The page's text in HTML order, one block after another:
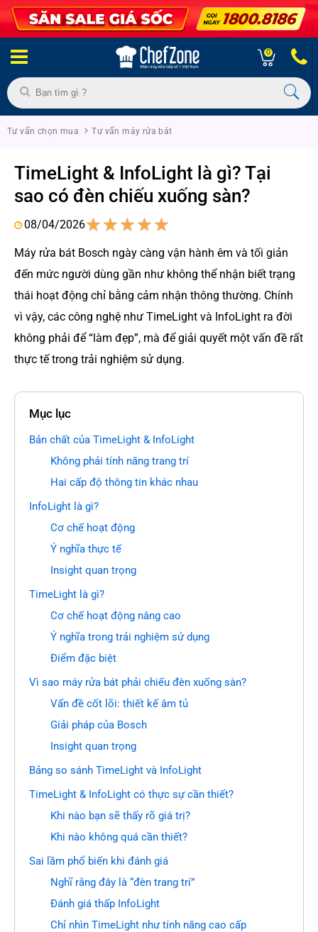
0
Tư vấn chọn mua Tư vấn máy rửa bát
TimeLight & InfoLight là gì? Tại
sao có đèn chiếu xuống sàn?
08/04/2026
Máy rửa bát Bosch ngày càng vận hành êm và tối giản
đến mức người dùng gần như không thể nhận biết trạng
thái hoạt động chỉ bằng cảm nhận thông thường. Chính
vì vậy, các công nghệ như TimeLight và InfoLight ra đời
không phải để “làm đẹp”, mà để giải quyết một vấn đề rất
thực tế trong trải nghiệm sử dụng.
Mục lục
Bản chất của TimeLight & InfoLight
Không phải tính năng trang trí
Hai cấp độ thông tin khác nhau
InfoLight là gì?
Cơ chế hoạt động
Ý nghĩa thực tế
Insight quan trọng
TimeLight là gì?
Cơ chế hoạt động nâng cao
Ý nghĩa trong trải nghiệm sử dụng
Điểm đặc biệt
Vì sao máy rửa bát phải chiếu đèn xuống sàn?
Vấn đề cốt lõi: thiết kế âm tủ
Giải pháp của Bosch
Insight quan trọng
Bảng so sánh TimeLight và InfoLight
TimeLight & InfoLight có thực sự cần thiết?
Khi nào bạn sẽ thấy rõ giá trị?
Khi nào không quá cần thiết?
Sai lầm phổ biến khi đánh giá
Nghĩ rằng đây là “đèn trang trí”
Đánh giá thấp InfoLight
Chỉ nhìn TimeLight như tính năng cao cấp